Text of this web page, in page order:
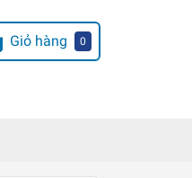
Giỏ hàng 0